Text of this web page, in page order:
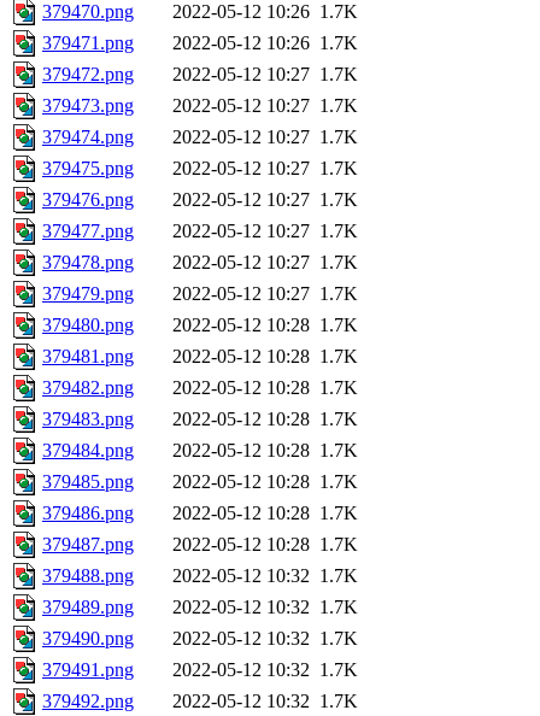
379470.png
2022-05-12 10:26 1.7K
379471.png
2022-05-12 10:26 1.7K
379472.png
2022-05-12 10:27 1.7K
379473.png
2022-05-12 10:27 1.7K
379474.png
2022-05-12 10:27 1.7K
379475.png
2022-05-12 10:27 1.7K
379476.png
2022-05-12 10:27 1.7K
379477.png
2022-05-12 10:27 1.7K
379478.png
2022-05-12 10:27 1.7K
379479.png
2022-05-12 10:27 1.7K
379480.png
2022-05-12 10:28 1.7K
379481.png
2022-05-12 10:28 1.7K
379482.png
2022-05-12 10:28 1.7K
379483.png
2022-05-12 10:28 1.7K
379484.png
2022-05-12 10:28 1.7K
379485.png
2022-05-12 10:28 1.7K
379486.png
2022-05-12 10:28 1.7K
379487.png
2022-05-12 10:28 1.7K
379488.png
2022-05-12 10:32 1.7K
379489.png
2022-05-12 10:32 1.7K
379490.png
2022-05-12 10:32 1.7K
379491.png
2022-05-12 10:32 1.7K
379492.png
2022-05-12 10:32 1.7K